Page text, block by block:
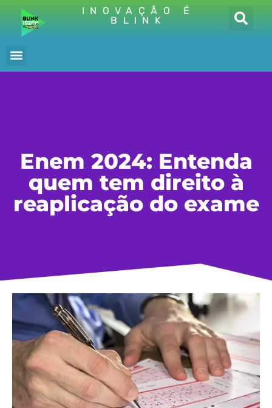
INOVAÇÃO É
BLINK
Enem 2024: Entenda
quem tem direito à
reaplicação do exame